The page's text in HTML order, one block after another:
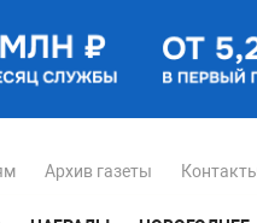
Архив газеты